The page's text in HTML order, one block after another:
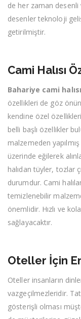
de her zaman
desenler teknoloji
getirilmiştir.
Cami Halısı
Bahariye cami
özellikleri de göz
kendine özel özellikleri
belli başlı özellikler
malzemeden
üzerinde eğilerek
halıdan tüyler, tozlar
durumdur. Cami
temizlenebilir
önemlidir. Hızlı ve
sağlayacaktır.
Oteller İçin
Oteller insanların
vazgeçilmezleridir.
gösterişli olması